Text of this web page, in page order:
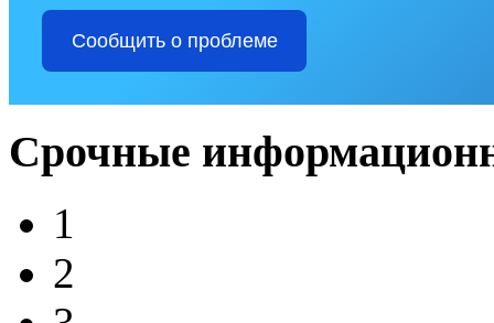
Сообщить о проблеме
Срочные
1
2